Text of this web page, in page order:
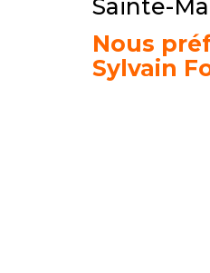
Sainte-
Nous
Sylvain